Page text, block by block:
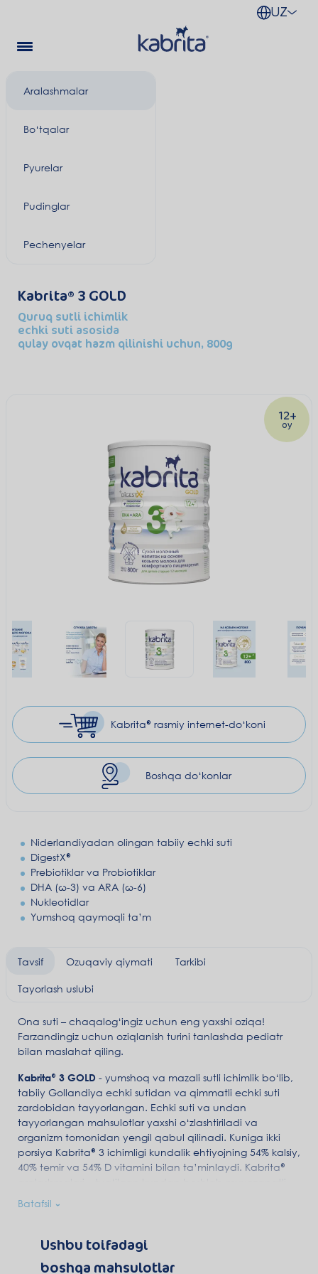
UZ
Aralashmalar
Bo‘tqalar
Pyurelar
Pudinglar
Pechenyelar
Kabrita 3 GOLD
Quruq sutli ichimlik
echki suti asosida
qulay ovqat hazm qilinishi uchun, 800g
12+
oy
Kabrita® rasmiyinternet-do‘koni
Boshqa do‘konlar
Niderlandiyadan olingan tabiiy echki suti
DigestX®
Prebiotiklar va Probiotiklar
DHA (ω-3) va ARA (ω-6)
Nukleotidlar
Yumshoq qaymoqli ta’m
Tavsif Ozuqaviy qiymati Tarkibi
Tayorlash uslubi
Ona suti – chaqalog‘ingiz uchun eng yaxshi oziqa!
Farzandingiz uchun oziqlanish turini tanlashda pediatr
bilan maslahat qiling.
Kabrita® 3 GOLD - yumshoq va mazali sutli ichimlik bo‘lib,
tabiiy Gollandiya echki sutidan va qimmatli echki suti
zardobidan tayyorlangan. Echki suti va undan
tayyorlangan mahsulotlar yaxshi o‘zlashtiriladi va
organizm tomonidan yengil qabul qilinadi. Kuniga ikki
porsiya Kabrita® 3 ichimligi kundalik ehtiyojning 54% kalsiy,
40% temir va 54% D vitamini bilan ta’minlaydi. Kabrita®
palmitatli yog‘lar majmuasi bo‘lib, qabziyat ehtimolini
kamaytirishga, energiya almashinuvi va kalsiyning
Batafsil
Ushbu toifadagi
boshqa mahsulotlar